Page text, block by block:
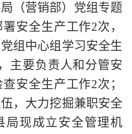
（营销部）党组专题
安全生产工作2次，
组中心组学习安全生
主要负责人和分管安
安全生产工作2次；
，大力挖掘兼职安全
局现成立安全管理机